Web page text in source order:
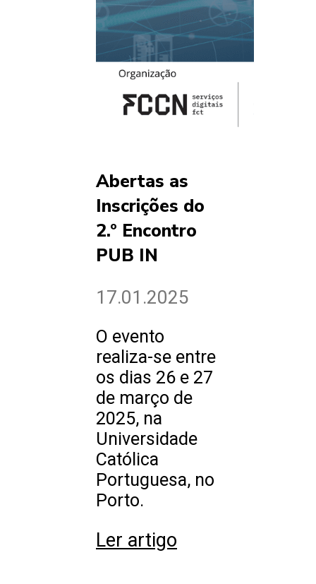
Abertas as
Inscrições do
2.º Encontro
PUB IN
17.01.2025
O evento
realiza-se entre
os dias 26 e 27
de março de
2025, na
Universidade
Católica
Portuguesa, no
Porto.
Ler artigo